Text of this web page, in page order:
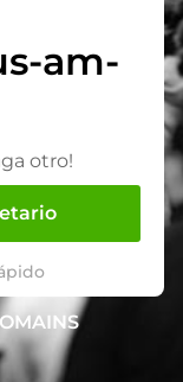
am-
otro!